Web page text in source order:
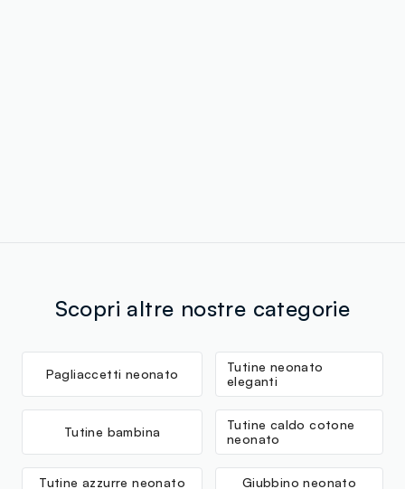
Scopri altre nostre categorie
Pagliaccetti neonato
Tutine neonato
eleganti
Tutine bambina
Tutine caldo cotone
neonato
Tutine azzurre neonato Giubbino neonato